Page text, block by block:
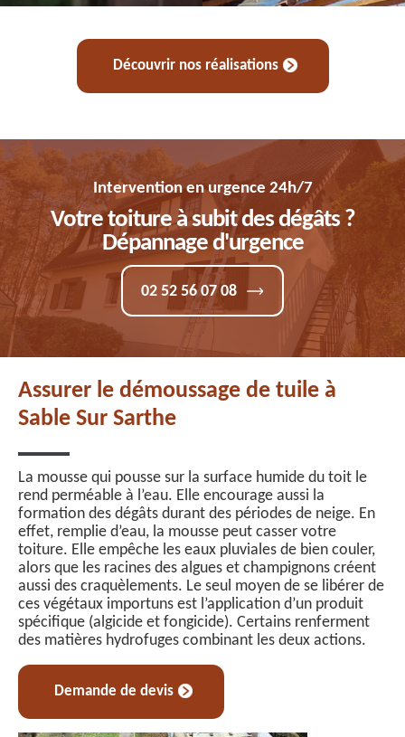
Découvrir nos réalisations
Intervention en urgence 24h/7
Votre toiture à subit des dégâts ?
Dépannage d'urgence
02 52 56 07 08
Assurer le démoussage de tuile à
Sable Sur Sarthe
La mousse qui pousse sur la surface humide du toit le
rend perméable à l’eau. Elle encourage aussi la
formation des dégâts durant des périodes de neige. En
effet, remplie d’eau, la mousse peut casser votre
toiture. Elle empêche les eaux pluviales de bien couler,
alors que les racines des algues et champignons créent
aussi des craquèlements. Le seul moyen de se libérer de
ces végétaux importuns est l’application d’un produit
spécifique (algicide et fongicide). Certains renferment
des matières hydrofuges combinant les deux actions.
Demande de devis